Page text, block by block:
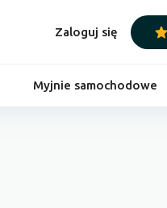
Zaloguj się
Myjnie samochodowe